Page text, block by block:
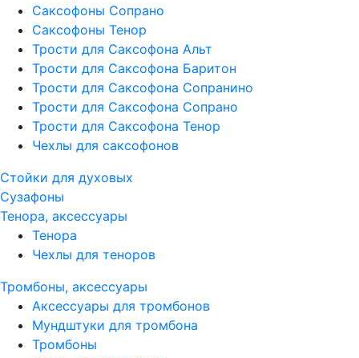
Саксофоны Сопрано
Саксофоны Тенор
Трости для Саксофона Альт
Трости для Саксофона Баритон
Трости для Саксофона Сопранино
Трости для Саксофона Сопрано
Трости для Саксофона Тенор
Чехлы для саксофонов
Стойки для духовых
Сузафоны
Тенора, аксессуары
Тенора
Чехлы для теноров
Тромбоны, аксессуары
Аксессуары для тромбонов
Мундштуки для тромбона
Тромбоны